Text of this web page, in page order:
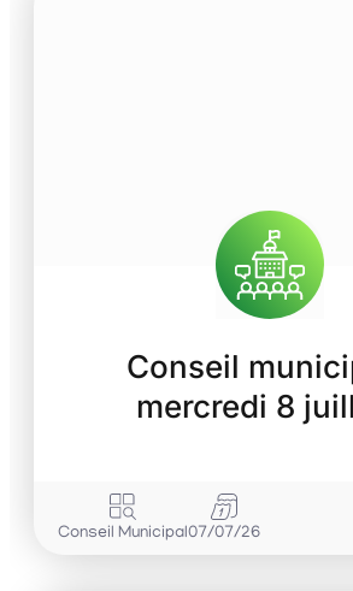
Conseil
mercredi 8
Conseil Municipal07/07/26